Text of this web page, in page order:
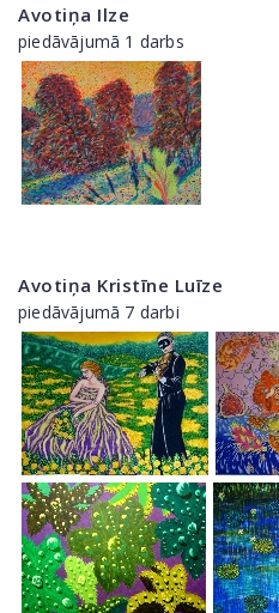
Avotiņa Ilze
piedāvājumā 1 darbs
Avotiņa Kristīne Luīze
piedāvājumā 7 darbi